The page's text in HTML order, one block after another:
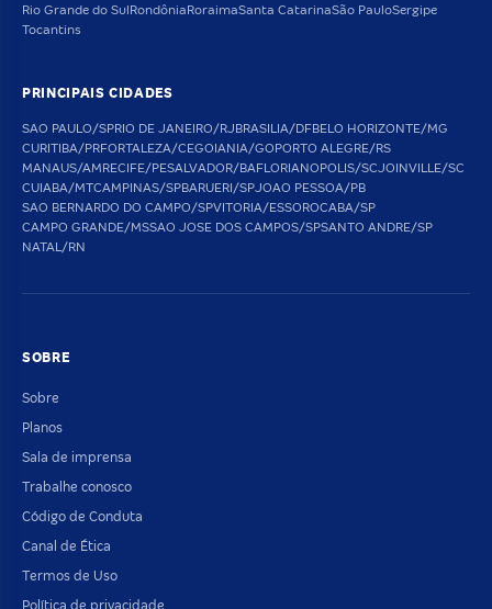
Rio Grande do SulRondôniaRoraimaSanta CatarinaSão PauloSergipe
Tocantins
PRINCIPAIS CIDADES
SAO PAULO/SPRIO DE JANEIRO/RJBRASILIA/DFBELO HORIZONTE/MG
CURITIBA/PRFORTALEZA/CEGOIANIA/GOPORTO ALEGRE/RS
MANAUS/AMRECIFE/PESALVADOR/BAFLORIANOPOLIS/SCJOINVILLE/SC
CUIABA/MTCAMPINAS/SPBARUERI/SPJOAO PESSOA/PB
SAO BERNARDO DO CAMPO/SPVITORIA/ESSOROCABA/SP
CAMPO GRANDE/MSSAO JOSE DOS CAMPOS/SPSANTO ANDRE/SP
NATAL/RN
SOBRE
Sobre
Planos
Sala de imprensa
Trabalhe conosco
Código de Conduta
Canal de Ética
Termos de Uso